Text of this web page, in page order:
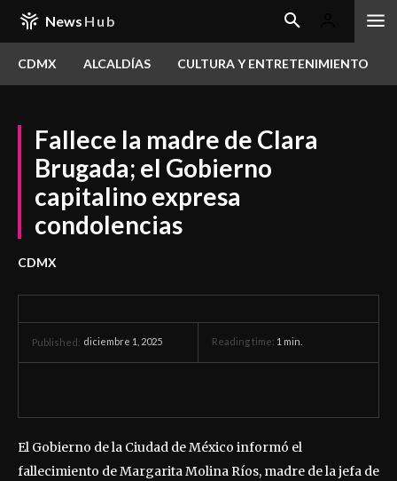
News Hub
CDMX ALCALDÍAS CULTURA Y ENTRETENIMIENTO
Fallece la madre de Clara
Brugada; el Gobierno
capitalino expresa
condolencias
CDMX
Published: diciembre 1, 2025 Reading time: 1 min.
El Gobierno de la Ciudad de México informó el
fallecimiento de Margarita Molina Ríos, madre de la jefa de